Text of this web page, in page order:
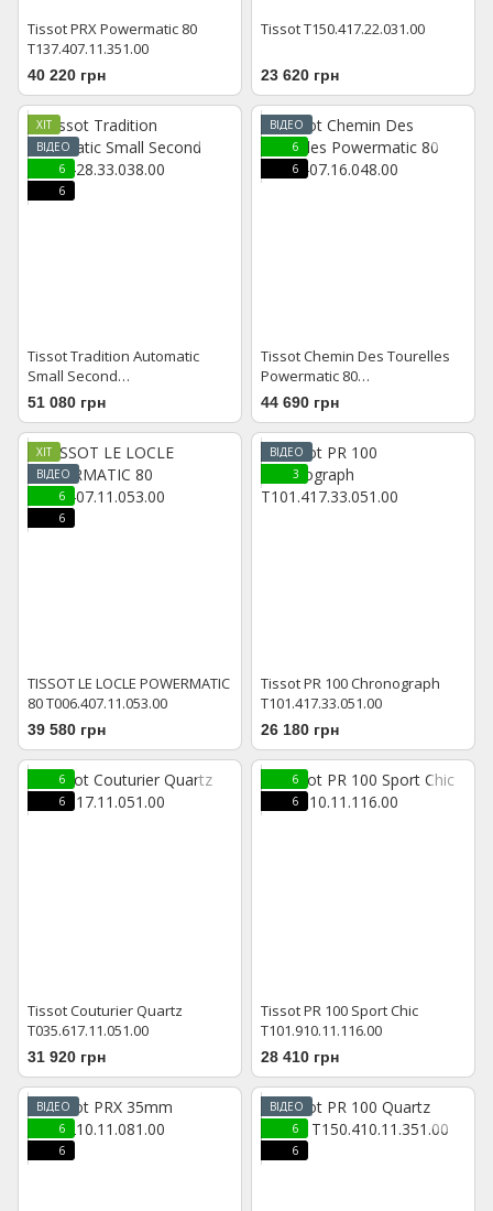
Tissot PRX Powermatic 80
T137.407.11.351.00
40 220 грн
Tissot T150.417.22.031.00
23 620 грн
ХІТ
ВІДЕО
6
6
Tissot Tradition Automatic
Small Second
T063.428.33.038.00
51 080 грн
ВІДЕО
6
6
Tissot Chemin Des Tourelles
Powermatic 80
T099.407.16.048.00
44 690 грн
ХІТ
ВІДЕО
6
6
TISSOT LE LOCLE POWERMATIC
80 T006.407.11.053.00
39 580 грн
ВІДЕО
3
Tissot PR 100 Chronograph
T101.417.33.051.00
26 180 грн
6
6
Tissot Couturier Quartz
T035.617.11.051.00
31 920 грн
6
6
Tissot PR 100 Sport Chic
T101.910.11.116.00
28 410 грн
ВІДЕО
6
6
ВІДЕО
6
6